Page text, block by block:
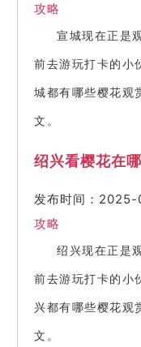
攻略
宣城现在正是
前去游玩打卡的小
城都有哪些樱花观
文。
绍兴看樱花在
发布时间：
攻略
绍兴现在正是
前去游玩打卡的小
兴都有哪些樱花观
文。